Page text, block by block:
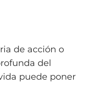
de acción o
del
puede poner